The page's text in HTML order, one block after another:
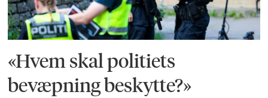
«Hvem skal politiets
bevæpning beskytte?»